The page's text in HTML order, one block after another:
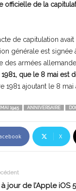
officielle de la
de capitulation
générale est signée
des armées
que le 8 mai est
1981 ajoutant le 8 mai
1945 ANNIVERSAIRE
X
jour de l’Apple iOS